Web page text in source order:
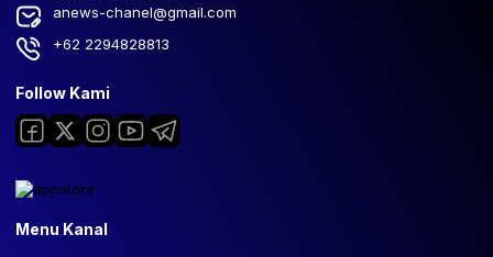
anews-chanel@gmail.com
+62 2294828813
Follow Kami
Menu Kanal